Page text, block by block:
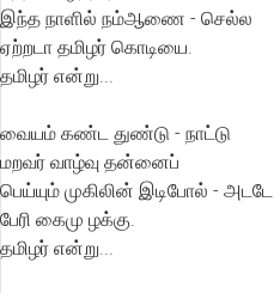
இந்த நாளில் நம்ஆணை - செல்ல
ஏற்றடா தமிழர் கொடியை.
தமிழர் என்று...
வையம் கண்ட துண்டு - நாட்டு
மறவர் வாழ்வு தன்னைப்
பெய்யும் முகிலின் இடிபோல் - அடடே
பேரி கைமு ழக்கு.
தமிழர் என்று...